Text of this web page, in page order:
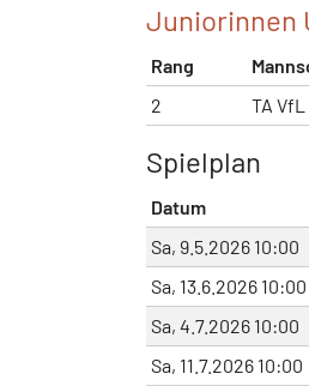
Juniorinnen
Rang
2
TA
Spielplan
Datum
Sa, 9.5.2026 10:00
Sa, 13.6.2026 10:00
Sa, 4.7.2026 10:00
Sa, 11.7.2026 10:00